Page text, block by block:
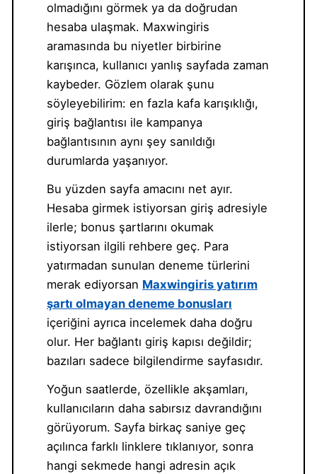
olmadığını görmek ya da doğrudan
hesaba ulaşmak. Maxwingiris
aramasında bu niyetler birbirine
karışınca, kullanıcı yanlış sayfada zaman
kaybeder. Gözlem olarak şunu
söyleyebilirim: en fazla kafa karışıklığı,
giriş bağlantısı ile kampanya
bağlantısının aynı şey sanıldığı
durumlarda yaşanıyor.
Bu yüzden sayfa amacını net ayır.
Hesaba girmek istiyorsan giriş adresiyle
ilerle; bonus şartlarını okumak
istiyorsan ilgili rehbere geç. Para
yatırmadan sunulan deneme türlerini
merak ediyorsan Maxwingiris yatırım
şartı olmayan deneme bonusları
içeriğini ayrıca incelemek daha doğru
olur. Her bağlantı giriş kapısı değildir;
bazıları sadece bilgilendirme sayfasıdır.
Yoğun saatlerde, özellikle akşamları,
kullanıcıların daha sabırsız davrandığını
görüyorum. Sayfa birkaç saniye geç
açılınca farklı linklere tıklanıyor, sonra
hangi sekmede hangi adresin açık